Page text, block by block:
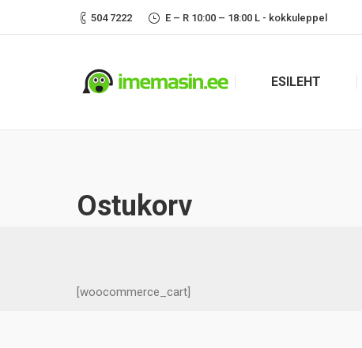
504 7222 E – R 10:00 – 18:00 L - kokkuleppel
ESILEHT
Ostukorv
[woocommerce_cart]